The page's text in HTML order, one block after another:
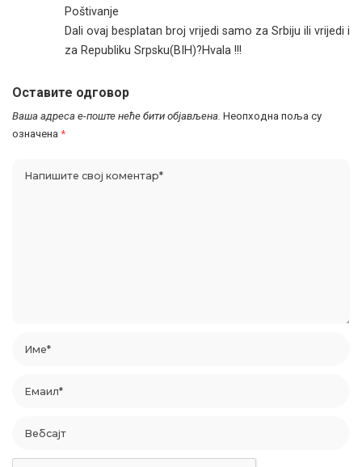
Poštivanje
Dali ovaj besplatan broj vrijedi samo za Srbiju ili vrijedi i
za Republiku Srpsku(BIH)?Hvala !!!
Оставите одговор
Ваша адреса е-поште неће бити објављена. Неопходна поља су
означена *